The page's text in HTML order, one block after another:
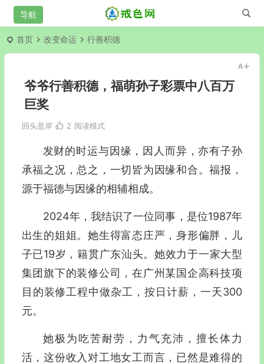
首页 改变命运 行善积德
爷爷行善积德，福萌孙子彩票中八百万
巨奖
回头是岸 2 阅读模式
发财的时运与因缘，因人而异，亦有子孙
承福之况，总之，一切皆为因缘和合。福报，
源于福德与因缘的相辅相成。
2024年，我结识了一位同事，是位1987年
出生的姐姐。她生得富态庄严，身形偏胖，儿
子已19岁，籍贯广东汕头。她效力于一家大型
集团旗下的装修公司，在广州某国企高科技项
目的装修工程中做杂工，按日计薪，一天300
元。
她极为吃苦耐劳，力气充沛，擅长体力
活，这份收入对工地女工而言，已然是难得的